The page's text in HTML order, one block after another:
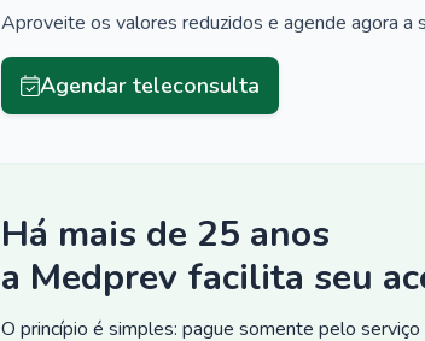
Aproveite os valores reduzidos e agende agora a
Agendar teleconsulta
Há mais de 25 anos
a Medprev facilita seu
O princípio é simples: pague somente pelo